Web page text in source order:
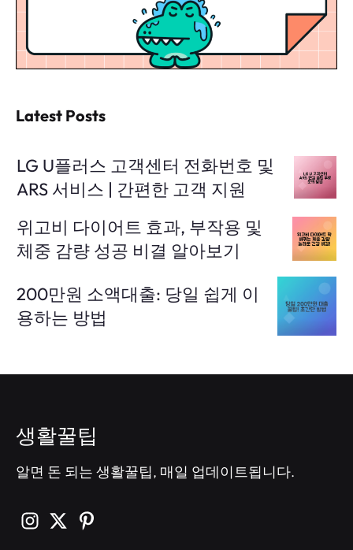
Latest Posts
LG U플러스 고객센터 전화번호 및
ARS 서비스 | 간편한 고객 지원
위고비 다이어트 효과, 부작용 및
체중 감량 성공 비결 알아보기
200만원 소액대출: 당일 쉽게 이
용하는 방법
생활꿀팁
알면 돈 되는 생활꿀팁, 매일 업데이트됩니다.